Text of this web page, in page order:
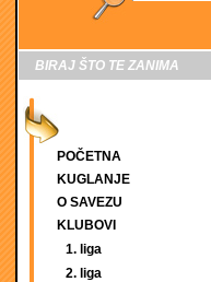
BIRAJ ŠTO TE ZANIMA
POČETNA
KUGLANJE
O SAVEZU
KLUBOVI
1. liga
2. liga